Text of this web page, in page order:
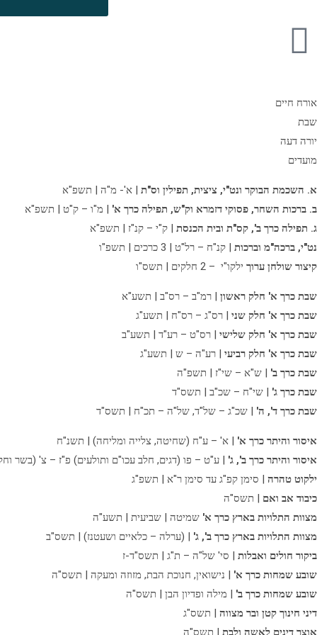
אורח חיים
שבת
יורה דעה
מועדים
א. השכמת הבוקר ונט"י, ציצית, תפילין וס"ת | א'- מ"ה | תשפ"א
ב. ברכות השחר, פסוקי דזמרא וק"ש, תפילה כרך א' | מ"ו – ק"ט | תשפ"א
ג. תפילה כרך ב', קס"ת ובית הכנסת | ק"י – קנ"ז | תשפ"א
נט"י, ברכה"מ וברכות | קנ"ח – רל"ט | 3 כרכים | תשפ"ו
קיצור שולחן ערוך ילקו"י – 2 חלקים | תשס"ו
שבת כרך א' חלק ראשון | רמ"ב – רס"ב | תשע"א
שבת כרך א' חלק שני | רס"ג – רס"ח | תשע"ג
שבת כרך א' חלק שלישי | רס"ט – רע"ד | תשע"ב
שבת כרך א' חלק רביעי | רע"ה – ש | תשע"ג
שבת כרך ב' | ש"א – שי"ז | תשפ"ה
שבת כרך ג' | שי"ח – שכ"ב | תשס"ד
שבת כרך ד', ה' | שכ"ג – של"ד, של"ה – תכ"ח | תשס"ד
איסור והיתר כרך א' | א' – ע"ח (שחיטה, צלייה ומליחה) | תשנ"ח
איסור והיתר כרך ב', ג' | ע"ט – פו (דגים, חלב עכו"ם ותולעים) פ"ז – צ' (בשר
ילקוט טהרה | סימן קפ"ג עד סימן ר"א | תשפ"ג
כיבוד אב ואם | תשס"ה
מצוות התלויות בארץ כרך א' שמיטה | שביעית | תשע"ה
מצוות התלויות בארץ כרך ב', ג' | (ערלה – כלאיים ושעטנז) | תשס"ב
ביקור חולים ואבלות | סי' של"ה – ת"ג | תשס"ד-ז
שובע שמחות כרך א' | נישואין, חנוכת הבת, מזוזה ומעקה | תשס"ה
שובע שמחות כרך ב' | מילה ופדיון הבן | תשס"ה
דיני חינוך קטן ובר מצווה | תשס"ג
אוצר דינים לאשה ולבת | תשס"ה